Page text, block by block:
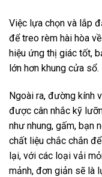
Việc lựa chọn và lắp
để treo rèm hài hòa
hiệu ứng thị giác tốt,
lớn hơn khung cửa sổ.
Ngoài ra, đường kính
được cân nhắc kỹ
như nhung, gấm, bạn
chất liệu chắc chắn
lại, với các loại vải
mảnh, đơn giản sẽ là